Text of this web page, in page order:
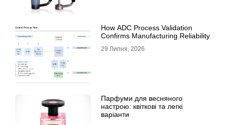
How ADC Process Validation
Confirms Manufacturing Reliability
29 Липня, 2026
Парфуми для весняного
настрою: квіткові та легкі
варіанти